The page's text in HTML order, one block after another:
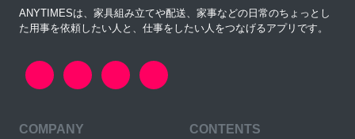
ANYTIMESは、家具組み立てや配送、家事などの日常のちょっとし
た用事を依頼したい人と、仕事をしたい人をつなげるアプリです。
COMPANY CONTENTS